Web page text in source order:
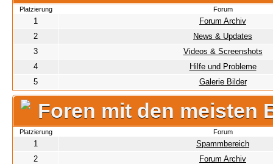
Platzierung Forum
1
Forum Archiv
2
News & Updates
3
Videos & Screenshots
4
Hilfe und Probleme
5
Galerie Bilder
Foren mit den meisten
Platzierung Forum
1
Spammbereich
2
Forum Archiv